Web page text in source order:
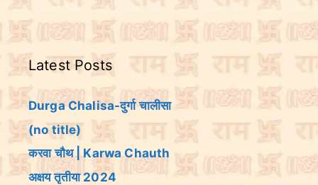
Latest Posts
Durga Chalisa-दुर्गा चालीसा
(no title)
करवा चौथ | Karwa Chauth
अक्षय तृतीया 2024